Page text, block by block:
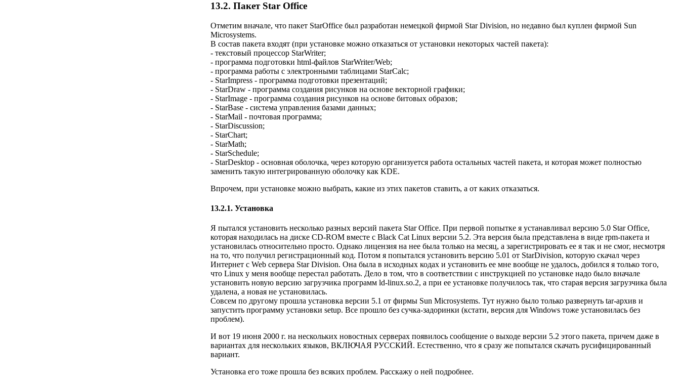
13.2. Пакет Star Office
Отметим вначале, что пакет StarOffice был разработан немецкой фирмой Star Division, но недавно был куплен фирмой Sun
Microsystems.
В состав пакета входят (при установке можно отказаться от установки некоторых частей пакета):
- текстовый процессор StarWriter;
- программа подготовки html-файлов StarWriter/Web;
- программа работы с электронными таблицами StarCalc;
- StarImpress - программа подготовки презентаций;
- StarDraw - программа создания рисунков на основе векторной графики;
- StarImage - программа создания рисунков на основе битовых образов;
- StarBase - система управления базами данных;
- StarMail - почтовая программа;
- StarDiscussion;
- StarChart;
- StarMath;
- StarSchedule;
- StarDesktop - основная оболочка, через которую организуется работа остальных частей пакета, и которая может полностью
заменить такую интегрированную оболочку как KDE.
Впрочем, при установке можно выбрать, какие из этих пакетов ставить, а от каких отказаться.
13.2.1. Установка
Я пытался установить несколько разных версий пакета Star Office. При первой попытке я устанавливал версию 5.0 Star Office,
которая находилась на диске CD-ROM вместе с Black Cat Linux версии 5.2. Эта версия была представлена в виде rpm-пакета и
установилась относительно просто. Однако лицензия на нее была только на месяц, а зарегистрировать ее я так и не смог, несмотря
на то, что получил регистрационный код. Потом я попытался установить версию 5.01 от StarDivision, которую скачал через
Интернет с Web сервера Star Division. Она была в исходных кодах и установить ее мне вообще не удалось, добился я только того,
что Linux у меня вообще перестал работать. Дело в том, что в соответствии с инструкцией по установке надо было вначале
установить новую версию загрузчика программ ld-linux.so.2, а при ее установке получилось так, что старая версия загрузчика была
удалена, а новая не установилась.
Совсем по другому прошла установка версии 5.1 от фирмы Sun Microsystems. Тут нужно было только развернуть tar-архив и
запустить программу установки setup. Все прошло без сучка-задоринки (кстати, версия для Windows тоже установилась без
проблем).
И вот 19 июня 2000 г. на нескольких новостных серверах появилось сообщение о выходе версии 5.2 этого пакета, причем даже в
вариантах для нескольких языков, ВКЛЮЧАЯ РУССКИЙ. Естественно, что я сразу же попытался скачать русифицированный
вариант.
Установка его тоже прошла без всяких проблем. Расскажу о ней подробнее.